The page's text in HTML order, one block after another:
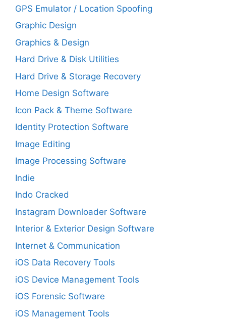
GPS Emulator / Location Spoofing
Graphic Design
Graphics & Design
Hard Drive & Disk Utilities
Hard Drive & Storage Recovery
Home Design Software
Icon Pack & Theme Software
Identity Protection Software
Image Editing
Image Processing Software
Indie
Indo Cracked
Instagram Downloader Software
Interior & Exterior Design Software
Internet & Communication
iOS Data Recovery Tools
iOS Device Management Tools
iOS Forensic Software
iOS Management Tools